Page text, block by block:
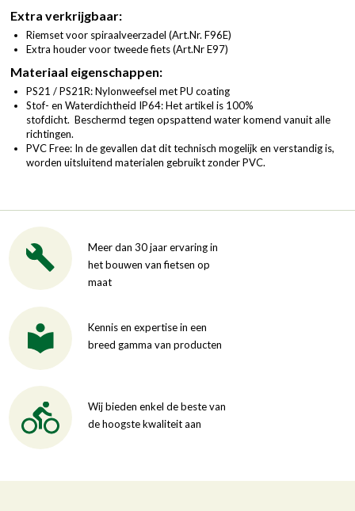
Extra verkrijgbaar:
Riemset voor spiraalveerzadel (Art.Nr. F96E)
Extra houder voor tweede fiets (Art.Nr E97)
Materiaal eigenschappen:
PS21 / PS21R: Nylonweefsel met PU coating
Stof- en Waterdichtheid IP64: Het artikel is 100%
stofdicht. Beschermd tegen opspattend water komend vanuit alle
richtingen.
PVC Free: In de gevallen dat dit technisch mogelijk en verstandig is,
worden uitsluitend materialen gebruikt zonder PVC.
Meer dan 30 jaar ervaring in
het bouwen van fietsen op
maat
Kennis en expertise in een
breed gamma van producten
Wij bieden enkel de beste van
de hoogste kwaliteit aan